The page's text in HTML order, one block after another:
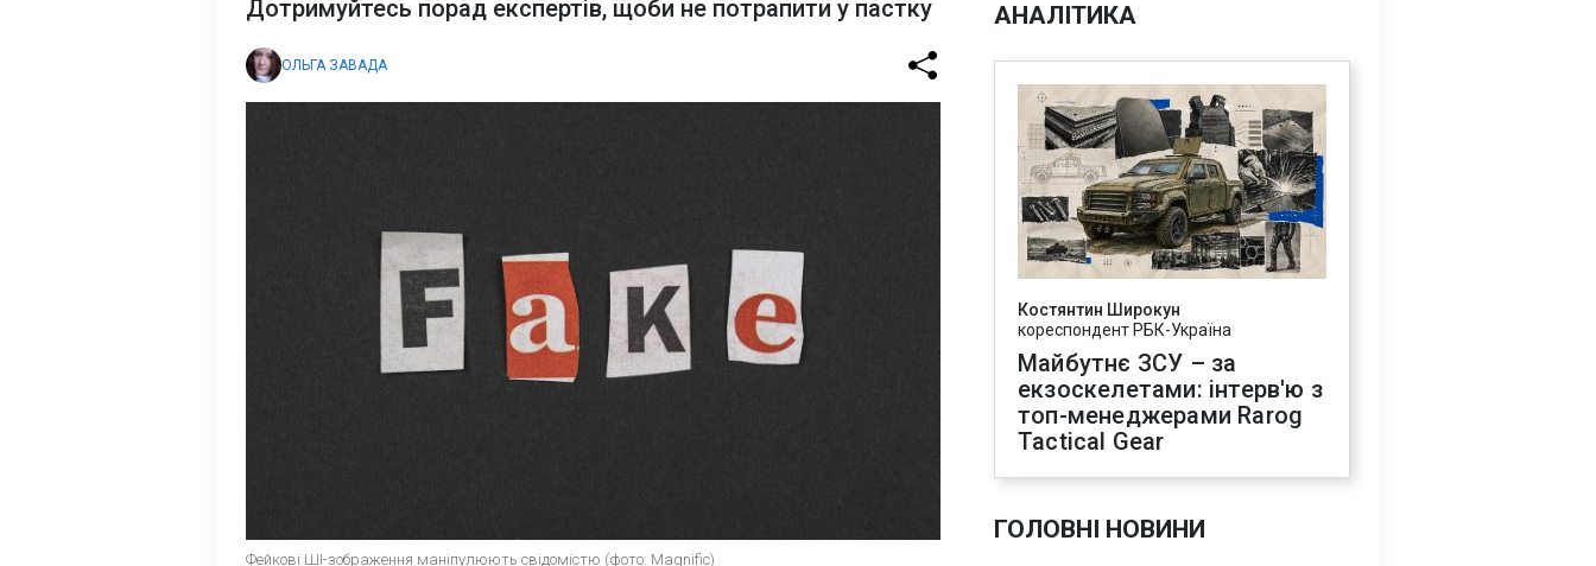
Дотримуйтесь порад експертів, щоби не потрапити у пастку
ОЛЬГА ЗАВАДА
Фейкові ШІ-зображення маніпулюють свідомістю (фото: Magnific)
АНАЛІТИКА
Костянтин Широкун
кореспондент РБК-Україна
Майбутнє ЗСУ – за
екзоскелетами: інтерв'ю з
топ-менеджерами Rarog
Tactical Gear
ГОЛОВНІ НОВИНИ